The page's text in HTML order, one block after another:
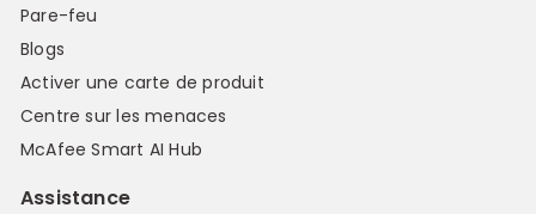
Pare-feu
Blogs
Activer une carte de produit
Centre sur les menaces
McAfee Smart AI Hub
Assistance